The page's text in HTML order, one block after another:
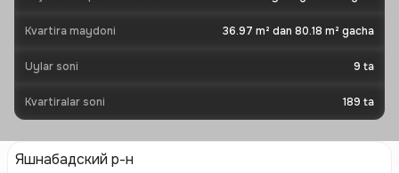
Kvartira maydoni 36.97 m² dan 80.18 m² gacha
Uylar soni 9 ta
Kvartiralar soni 189 ta
Яшнабадский р-н